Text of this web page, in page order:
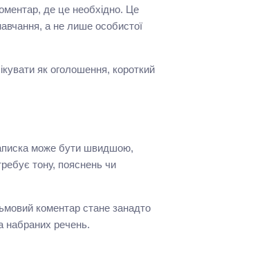
де це необхідно. Це
а не лише особистої
як оголошення, короткий
може бути швидшою,
тону, пояснень чи
коментар стане занадто
набраних речень.